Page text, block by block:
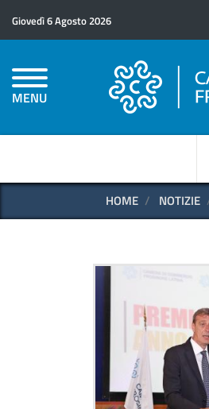
Giovedì 6 Agosto 2026
MENU
HOME NOTIZIE